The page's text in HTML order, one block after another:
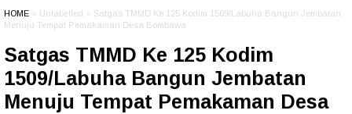
HOME » Unlabelled » Satgas TMMD Ke 125 Kodim 1509/Labuha Bangun Jembatan
Menuju Tempat Pemakaman Desa Bombawa
Satgas TMMD Ke 125 Kodim
1509/Labuha Bangun Jembatan
Menuju Tempat Pemakaman Desa